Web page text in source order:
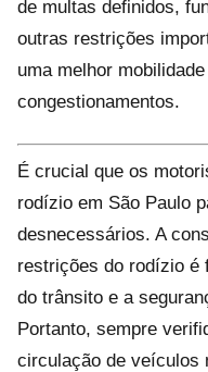
de multas definidos,
outras restrições
uma melhor
congestionamentos.
É crucial que os
rodízio em São Paulo
desnecessários. A
restrições do rodízio é
do trânsito e a
Portanto, sempre
circulação de veículos